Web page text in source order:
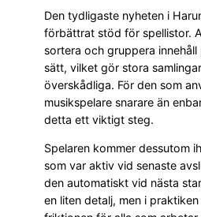
Den tydligaste nyheten i
förbättrat stöd för spellistor.
sortera och gruppera
sätt, vilket gör stora
överskådliga. För den som
musikspelare snarare än
detta ett viktigt steg.
Spelaren kommer dessutom
som var aktiv vid senaste
den automatiskt vid nästa
en liten detalj, men i